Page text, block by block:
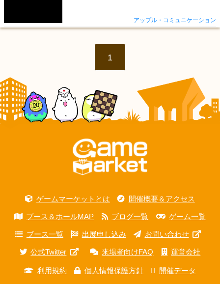
アップル・コミュニケーション
1
ゲームマーケットとは 開催概要＆アクセス
ブース＆ホールMAP ブログ一覧 ゲーム一覧
ブース一覧 出展申し込み お問い合わせ
公式Twitter 来場者向けFAQ 運営会社
利用規約 個人情報保護方針 開催データ